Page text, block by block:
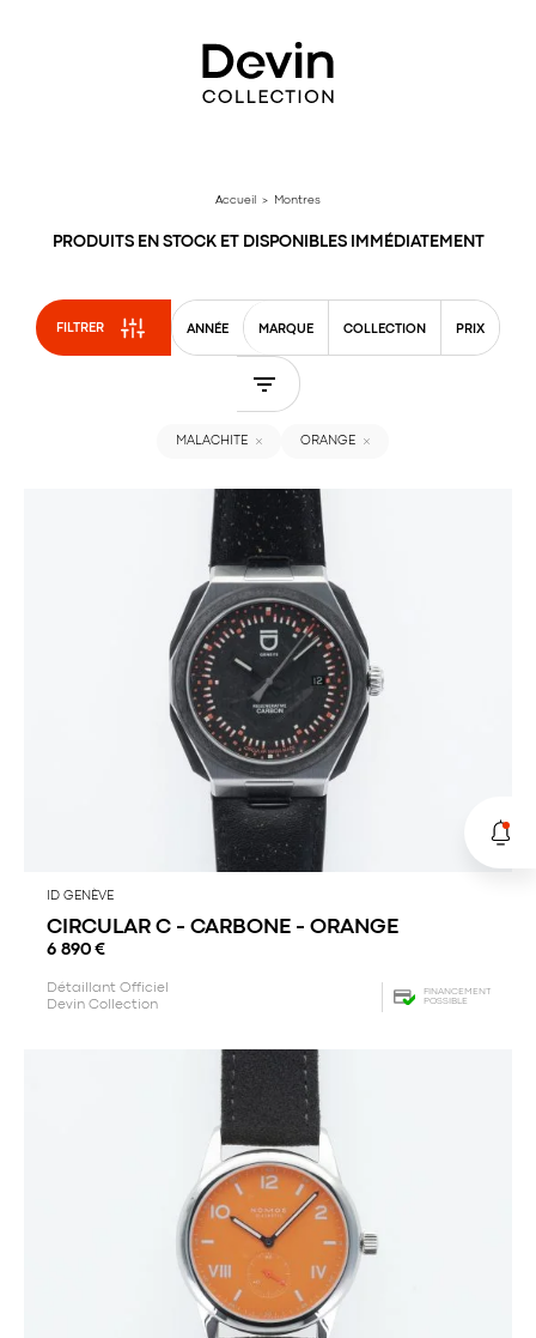
Accueil > Montres
PRODUITS EN STOCK ET DISPONIBLES IMMÉDIATEMENT
FILTRER ANNÉE MARQUE COLLECTION PRIX
MALACHITE ORANGE
ID GENÈVE
CIRCULAR C - CARBONE - ORANGE
6 890 €
Détaillant Officiel
Devin Collection
FINANCEMENT
POSSIBLE